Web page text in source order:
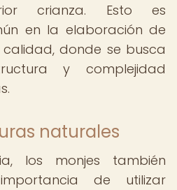
crianza. Esto es
en la elaboración de
donde se busca
y complejidad
naturales
los monjes también
de utilizar